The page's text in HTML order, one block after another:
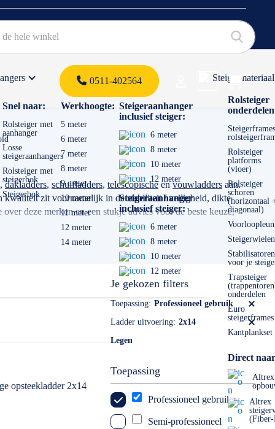
0511-402564
Snel naar:
Rolsteiger met
aanhanger
Losse
steigeraanhangers
Rolsteiger met
steigerbok
Steigerbok
Werkhoogte:
5 meter
6 meter
7 meter
8 meter
9 meter
10 meter
11 meter
12 meter
14 meter
Steigeraanhanger
inclusief steiger:
6 meter
8 meter
10 meter
12 meter
Steigeraanhanger
inclusief steiger:
6 meter
8 meter
10 meter
12 meter
Steigermateriaal
Rolsteiger
Rolsteiger
platforms
(vloer)
Rolsteiger
schoren
(horizontaal
diagonaal)
Steigerwielen
Stabilisatoren
voor je
Trapsteiger
onderdelen
Euro
steigerframes
Kantplankset
Direct
Altrex
Altrex
,dakladders, schuifladders, telescopischeenvouwladders aan.
kwaliteit zit voornamelijk in de stabiliteit / veiligheid, dikte
deze merken en een stukje advies voor de beste keuze,
gaat gebruiken. Transporteert u de ladder veel? Dan is een
mogelijk. Dat kan naar: info@laddersenrolsteigers.nl
Je gekozen filters
Toepassing
Professioneel gebruik
Ladder uitvoering
2x14
Legen
Toepassing
Professioneel gebruik
Semi-professioneel